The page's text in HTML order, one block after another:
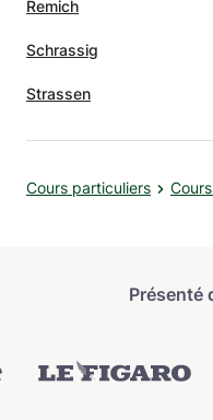
Remich
Schrassig
Strassen
Cours particuliers
Présenté